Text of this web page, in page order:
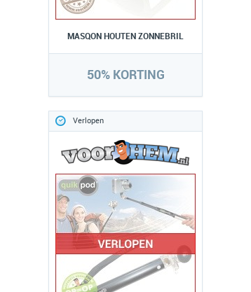
MASQON HOUTEN ZONNEBRIL
50% KORTING
Verlopen